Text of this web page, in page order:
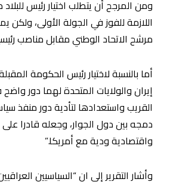
ومن المرجح أن يتطلب اختيار رئيس
اللازمة للفوز في الجولة الأولى،
مرشح الاتحاد الوطني مقابل مناصب
أما بالنسبة لاختيار رئيس الحكومة
إيران والولايات المتحدة لهما دور
القريب واستعدادها لتأدية دور منفذ
دمجه بين دول الجوار، وجعله قادرا
واقتصادية ودية مع أمريكا.”
وأشار التقرير إلى ان “السياسيين